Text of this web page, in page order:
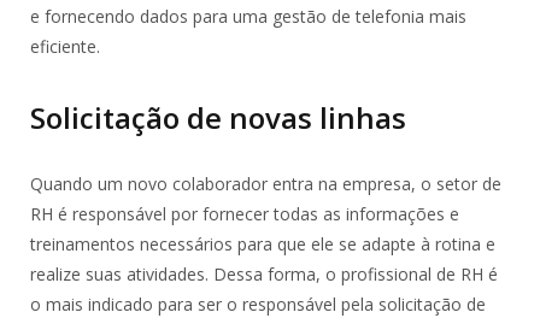
e fornecendo dados para uma gestão de telefonia mais
eficiente.
Solicitação de novas linhas
Quando um novo colaborador entra na empresa, o setor de
RH é responsável por fornecer todas as informações e
treinamentos necessários para que ele se adapte à rotina e
realize suas atividades. Dessa forma, o profissional de RH é
o mais indicado para ser o responsável pela solicitação de